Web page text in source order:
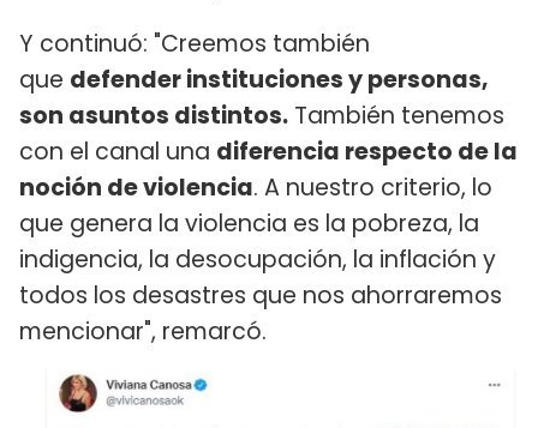
Y continuó: "Creemos también
que defender instituciones y personas,
son asuntos distintos. También tenemos
con el canal una diferencia respecto de la
noción de violencia. A nuestro criterio, lo
que genera la violencia es la pobreza, la
indigencia, la desocupación, la inflación y
todos los desastres que nos ahorraremos
mencionar", remarcó.